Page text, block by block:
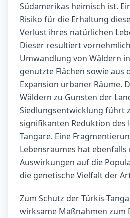
Südamerikas heimisch ist.
Risiko für die Erhaltung
Verlust ihres natürlichen
Dieser resultiert
Umwandlung von Wäldern
genutzte Flächen sowie aus
Expansion urbaner Räume.
Wäldern zu Gunsten der
Siedlungsentwicklung führt
signifikanten Reduktion des
Tangare. Eine
Lebensraumes hat ebenfalls
Auswirkungen auf die
die genetische Vielfalt der
Zum Schutz der Türkis-
wirksame Maßnahmen zum